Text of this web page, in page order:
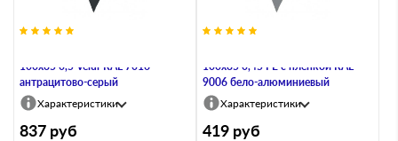
100х85 0,5 Velur RAL 7016
антрацитово-серый
Характеристики
837 руб
100х85 0,45 PE с пленкой RAL
9006 бело-алюминиевый
Характеристики
419 руб